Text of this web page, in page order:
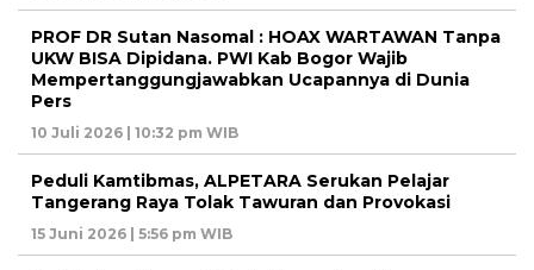
PROF DR Sutan Nasomal : HOAX WARTAWAN Tanpa
UKW BISA Dipidana. PWI Kab Bogor Wajib
Mempertanggungjawabkan Ucapannya di Dunia
Pers
10 Juli 2026 | 10:32 pm WIB
Peduli Kamtibmas, ALPETARA Serukan Pelajar
Tangerang Raya Tolak Tawuran dan Provokasi
15 Juni 2026 | 5:56 pm WIB